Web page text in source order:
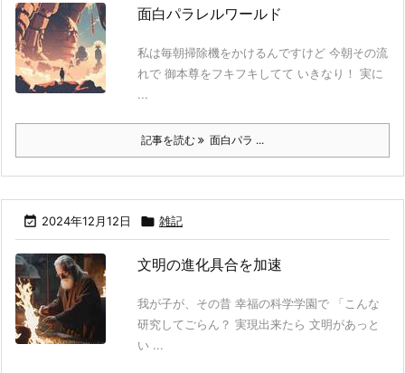
面白パラレルワールド
私は毎朝掃除機をかけるんですけど 今朝その流
れで 御本尊をフキフキしてて いきなり！ 実に
...
記事を読む 面白パラ ...
 2024年12月12日  雑記
文明の進化具合を加速
我が子が、その昔 幸福の科学学園で 「こんな
研究してごらん？ 実現出来たら 文明があっと
い ...